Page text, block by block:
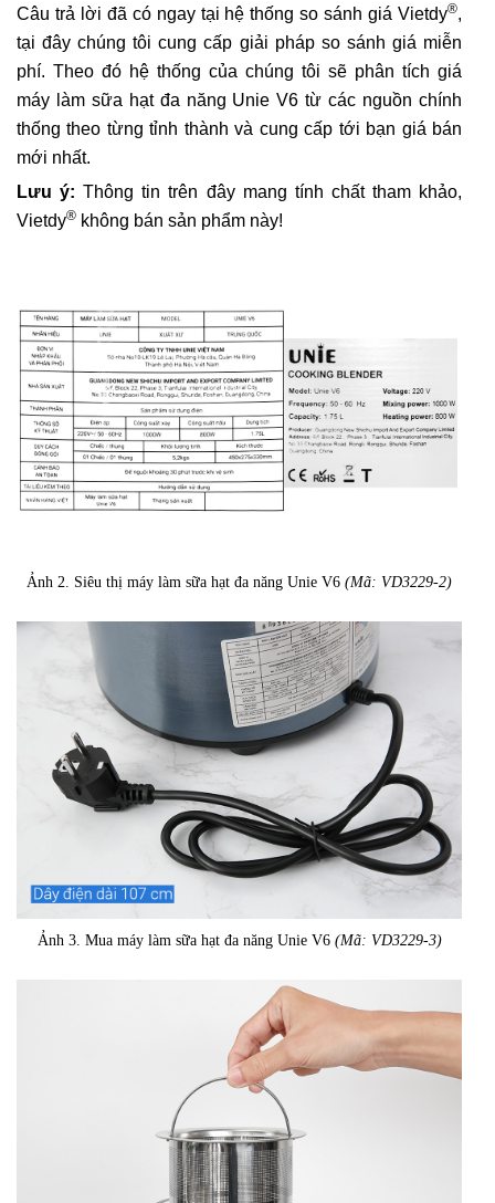
Câu trả lời đã có ngay tại hệ thống so sánh giá Vietdy®,
tại đây chúng tôi cung cấp giải pháp so sánh giá miễn
phí. Theo đó hệ thống của chúng tôi sẽ phân tích giá
máy làm sữa hạt đa năng Unie V6 từ các nguồn chính
thống theo từng tỉnh thành và cung cấp tới bạn giá bán
mới nhất.
Lưu ý: Thông tin trên đây mang tính chất tham khảo,
Vietdy® không bán sản phẩm này!
Ảnh 2. Siêu thị máy làm sữa hạt đa năng Unie V6 (Mã: VD3229-2)
Ảnh 3. Mua máy làm sữa hạt đa năng Unie V6 (Mã: VD3229-3)